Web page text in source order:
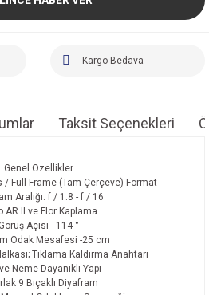
Kargo Bedava
Taksit Seçenekleri
Genel Özellikler
/ Full Frame (Tam Çerçeve) Format
Aralığı: f / 1.8 - f / 16
AR II ve Flor Kaplama
Görüş Açısı - 114 °
Odak Mesafesi -25 cm
Tıklama Kaldırma Anahtarı
Neme Dayanıklı Yapı
9 Bıçaklı Diyafram